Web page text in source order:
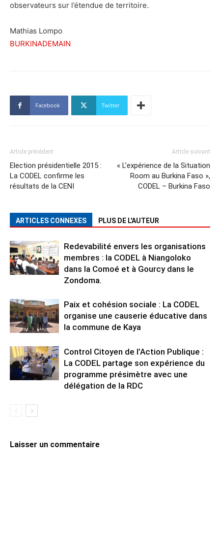
observateurs sur l’étendue de territoire.
Mathias Lompo
BURKINADEMAIN
Facebook Twitter
Article précédent
Election présidentielle 2015 :
La CODEL confirme les
résultats de la CENI
Article suivant
« L’expérience de la Situation
Room au Burkina Faso »,
CODEL – Burkina Faso
ARTICLES CONNEXES PLUS DE L'AUTEUR
Redevabilité envers les organisations
membres : la CODEL à Niangoloko
dans la Comoé et à Gourcy dans le
Zondoma.
Paix et cohésion sociale : La CODEL
organise une causerie éducative dans
la commune de Kaya
Control Citoyen de l’Action Publique :
La CODEL partage son expérience du
programme présimètre avec une
délégation de la RDC
Laisser un commentaire